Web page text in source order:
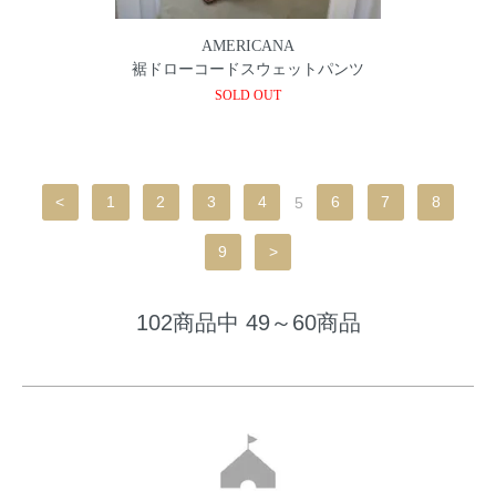
AMERICANA
裾ドローコードスウェットパンツ
SOLD OUT
< 1 2 3 4 5 6 7 8
9 >
102商品中 49～60商品